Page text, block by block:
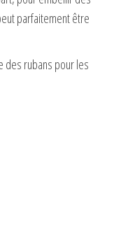
parfaitement être
des rubans pour les